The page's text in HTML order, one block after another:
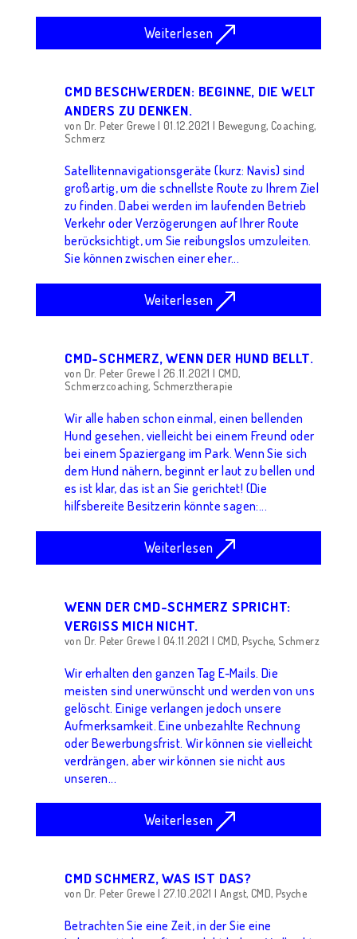
Weiterlesen
CMD BESCHWERDEN: BEGINNE, DIE WELT
ANDERS ZU DENKEN.
von Dr. Peter Grewe | 01.12.2021 |Bewegung,Coaching,
Schmerz
Satellitennavigationsgeräte (kurz: Navis) sind
großartig, um die schnellste Route zu Ihrem Ziel
zu finden. Dabei werden im laufenden Betrieb
Verkehr oder Verzögerungen auf Ihrer Route
berücksichtigt, um Sie reibungslos umzuleiten.
Sie können zwischen einer eher...
Weiterlesen
CMD-SCHMERZ, WENN DER HUND BELLT.
von Dr. Peter Grewe | 26.11.2021 |CMD,
Schmerzcoaching, Schmerztherapie
Wir alle haben schon einmal, einen bellenden
Hund gesehen, vielleicht bei einem Freund oder
bei einem Spaziergang im Park. Wenn Sie sich
dem Hund nähern, beginnt er laut zu bellen und
es ist klar, das ist an Sie gerichtet! (Die
hilfsbereite Besitzerin könnte sagen:...
Weiterlesen
WENN DER CMD-SCHMERZ SPRICHT:
VERGISS MICH NICHT.
von Dr. Peter Grewe | 04.11.2021 |CMD,Psyche, Schmerz
Wir erhalten den ganzen Tag E-Mails. Die
meisten sind unerwünscht und werden von uns
gelöscht. Einige verlangen jedoch unsere
Aufmerksamkeit. Eine unbezahlte Rechnung
oder Bewerbungsfrist. Wir können sie vielleicht
verdrängen, aber wir können sie nicht aus
unseren...
Weiterlesen
CMD SCHMERZ, WAS IST DAS?
von Dr. Peter Grewe | 27.10.2021 |Angst, CMD, Psyche
Betrachten Sie eine Zeit, in der Sie eine